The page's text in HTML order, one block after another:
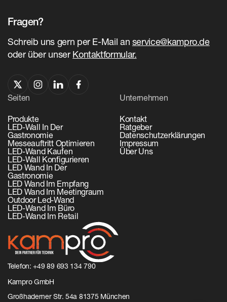
Fragen?
Schreib uns gern per E-Mail an service@kampro.de
oder über unser Kontaktformular.
Seiten
Produkte
LED-Wall In Der
Gastronomie
Messeauftritt Optimieren
LED-Wand Kaufen
LED-Wall Konfigurieren
LED Wand In Der
Gastronomie
LED Wand Im Empfang
LED Wand Im Meetingraum
Outdoor Led-Wand
LED-Wand Im Büro
LED-Wand Im Retail
Unternehmen
Kontakt
Ratgeber
Datenschutzerklärungen
Impressum
Über Uns
Telefon: ‬+49 89 693 134 790‬
‬Kampro GmbH
Großhaderner Str. 54a 81375 München